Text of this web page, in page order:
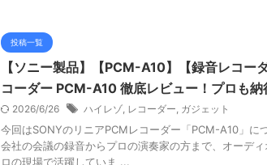
投稿一覧
【ソニー製品】【PCM-A10】【録音レコー
コーダー PCM-A10 徹底レビュー！プロも納
2026/6/26 ハイレゾ, レコーダー, ガジェット
今回はSONYのリニアPCMレコーダー「PCM-A10」に
会社の会議の録音からプロの演奏家の方まで、オーデ
ロの現場で活躍していま ...